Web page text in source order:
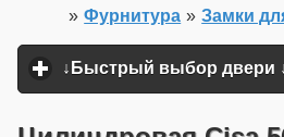
»
Фурнитура
»
↓Быстрый выбор двери